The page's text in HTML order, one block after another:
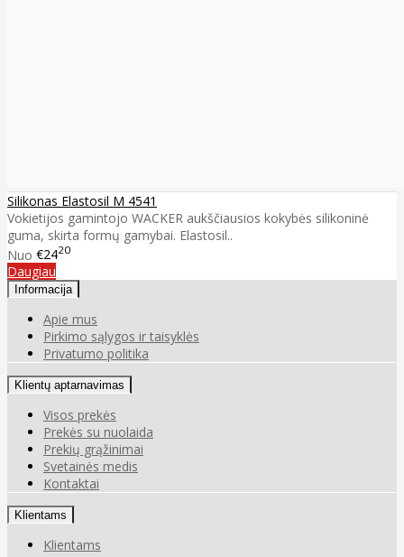
Silikonas Elastosil M 4541
Vokietijos gamintojo WACKER aukščiausios kokybės silikoninė
guma, skirta formų gamybai. Elastosil..
Nuo €2420
Daugiau
Informacija
Apie mus
Pirkimo sąlygos ir taisyklės
Privatumo politika
Klientų aptarnavimas
Visos prekės
Prekės su nuolaida
Prekių grąžinimai
Svetainės medis
Kontaktai
Klientams
Klientams